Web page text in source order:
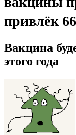
привлёк
Вакцина
этого года